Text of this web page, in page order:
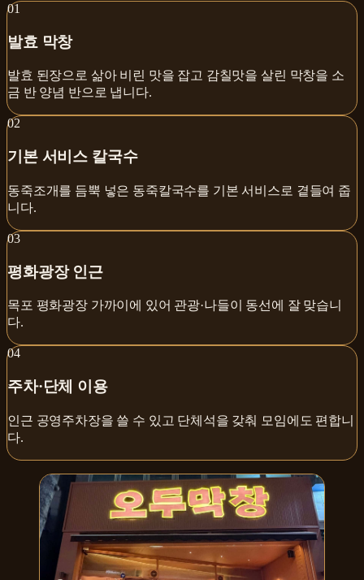
01
발효 막창
발효 된장으로 삶아 비린 맛을 잡고 감칠맛을 살린 막창을 소
금 반 양념 반으로 냅니다.
02
기본 서비스 칼국수
동죽조개를 듬뿍 넣은 동죽칼국수를 기본 서비스로 곁들여 줍
니다.
03
평화광장 인근
목포 평화광장 가까이에 있어 관광·나들이 동선에 잘 맞습니
다.
04
주차·단체 이용
인근 공영주차장을 쓸 수 있고 단체석을 갖춰 모임에도 편합니
다.